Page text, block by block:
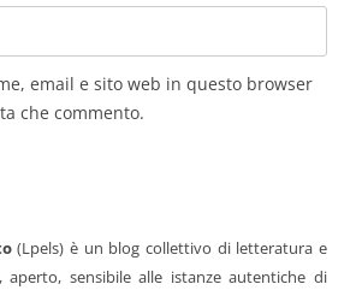
email e sito web in questo browser
che commento.
(Lpels) è un blog collettivo di letteratura e
aperto, sensibile alle istanze autentiche di